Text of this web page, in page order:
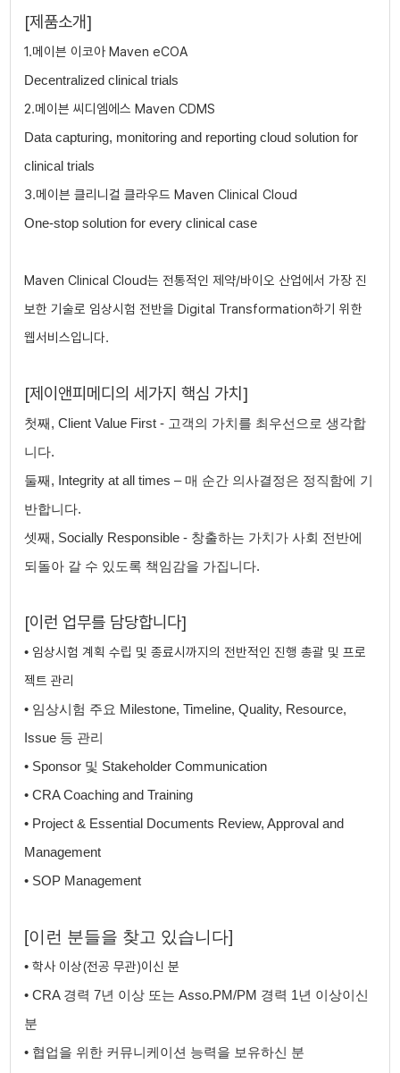
[제품소개]
1.메이븐 이코아 Maven eCOA
Decentralized clinical trials
2.메이븐 씨디엠에스 Maven CDMS
Data capturing, monitoring and reporting cloud solution for
clinical trials
3.메이븐 클리니컬 클라우드 Maven Clinical Cloud
One-stop solution for every clinical case
Maven Clinical Cloud는 전통적인 제약/바이오 산업에서 가장 진
보한 기술로 임상시험 전반을 Digital Transformation하기 위한
웹서비스입니다.
[제이앤피메디의 세가지 핵심 가치]
첫째, Client Value First - 고객의 가치를 최우선으로 생각합
니다.
둘째, Integrity at all times – 매 순간 의사결정은 정직함에 기
반합니다.
셋째, Socially Responsible - 창출하는 가치가 사회 전반에
되돌아 갈 수 있도록 책임감을 가집니다.
[이런 ​업무를 담당합니다]
• 임상시험 계획 ​수립 및 ​종료시까지의 전반적인 진행 총괄 및 프로
젝트 관리
• 임상시험 주요 Milestone, Timeline, Quality, Resource,
Issue 등 관리
• Sponsor 및 Stakeholder Communication
• ​CRA Coaching and Training
• Project & Essential Documents Review, Approval and
Management
• SOP Management
[이런 분들을 찾고 있습니다]
•학사 이상(전공 무관)이신 분
• ​CRA 경력 7년 이상 또는 Asso.PM/PM 경력 1년 이상이신
분
• 협업을 위한 커뮤니케이션 능력을 보유하신 분